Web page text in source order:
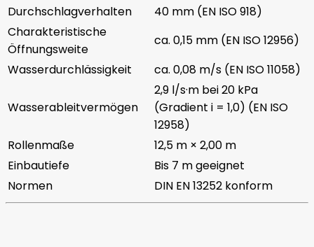
Durchschlagverhalten
40 mm (EN ISO 918)
Charakteristische
Öffnungsweite
ca. 0,15 mm (EN ISO 12956)
Wasserdurchlässigkeit
ca. 0,08 m/s (EN ISO 11058)
Wasserableitvermögen
2,9 l/s·m bei 20 kPa
(Gradient i = 1,0) (EN ISO
12958)
Rollenmaße
12,5 m × 2,00 m
Einbautiefe
Bis 7 m geeignet
Normen
DIN EN 13252 konform